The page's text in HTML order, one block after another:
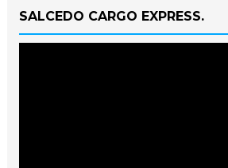
SALCEDO CARGO EXPRESS.